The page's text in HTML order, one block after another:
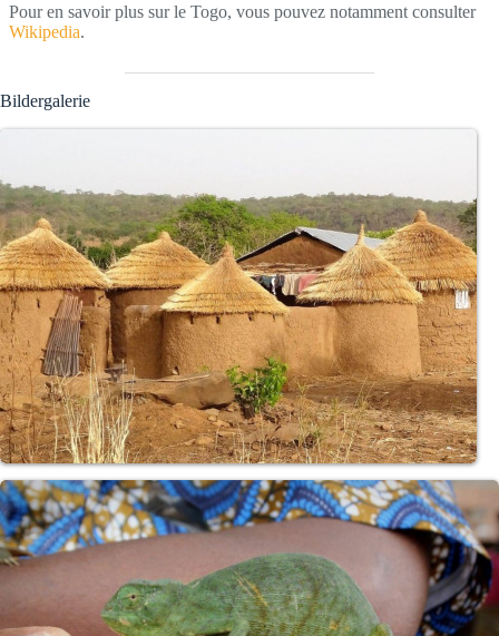
Pour en savoir plus sur le Togo, vous pouvez notamment consulter
Wikipedia.
Bildergalerie